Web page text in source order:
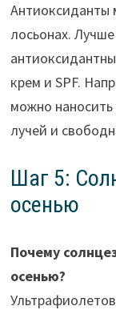
Антиоксиданты
лосьонах.
крем и SPF.
можно
лучей и
Шаг 5:
осенью
Почему
осенью?